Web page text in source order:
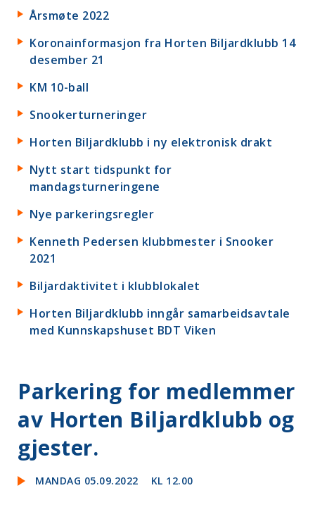
Årsmøte 2022
Koronainformasjon fra Horten Biljardklubb 14
desember 21
KM 10-ball
Snookerturneringer
Horten Biljardklubb i ny elektronisk drakt
Nytt start tidspunkt for
mandagsturneringene
Nye parkeringsregler
Kenneth Pedersen klubbmester i Snooker
2021
Biljardaktivitet i klubblokalet
Horten Biljardklubb inngår samarbeidsavtale
med Kunnskapshuset BDT Viken
Parkering for medlemmer
av Horten Biljardklubb og
gjester.
MANDAG 05.09.2022 KL 12.00